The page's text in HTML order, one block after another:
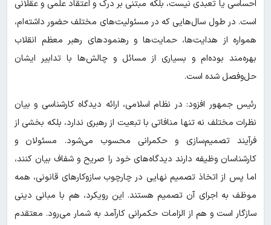
احساسی یا تعبدی نیست، بلکه مبتنی بر درک و اعتقاد علمی و عقلانی
است. در طول سال‌هایی که در مسئولیت‌های مختلف حضور داشته‌ام،
همواره از هدایت‌ها، حمایت‌ها و رهنمودهای رهبر معظم انقلاب
بهره‌مند بوده‌ام و بسیاری از مسائل و چالش‌ها با تدابیر ایشان
حل‌وفصل شده است.
رئیس جمهور افزود: در نظام اسلامی، ارائه دیدگاه کارشناسی و بیان
نظرات مختلف نه تنها منافاتی با تبعیت از رهبری ندارد، بلکه بخشی از
فرآیند تصمیم‌سازی و حکمرانی محسوب می‌شود. مسئولان و
کارشناسان وظیفه دارند دیدگاه‌های خود را صریح و شفاف بیان کنند،
اما پس از اتخاذ تصمیم نهایی در چارچوب سازوکارهای قانونی، همه
موظف به اجرای آن تصمیم هستند. این رویکرد، هم با مبانی دینی
سازگار است و هم از الزامات حکمرانی کارآمد به شمار می‌رود. معتقدم